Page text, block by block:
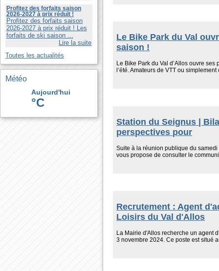
Profitez des forfaits saison
2026-2027 à prix réduit !
Profitez des forfaits saison
2026-2027 à prix réduit ! Les
forfaits de ski saison ...
Lire la suite
Toutes les actualités
Météo
Aujourd'hui
°C
Le Bike Park du Val
saison !
Le Bike Park du Val d’Allos ouvre
l’été. Amateurs de VTT ou
Station du Seignus |
perspectives pour
Suite à la réunion publique du
vous propose de consulter le
Recrutement : Agent
Loisirs du Val d'Allos
La Mairie d'Allos recherche un agent
3 novembre 2024. Ce poste est situé